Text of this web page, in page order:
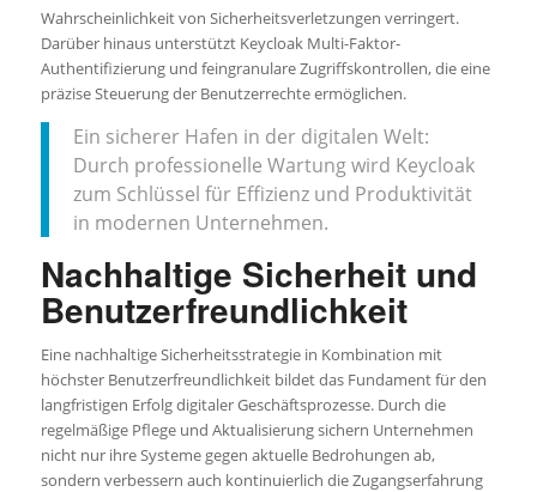
Wahrscheinlichkeit von Sicherheitsverletzungen verringert.
Darüber hinaus unterstützt Keycloak Multi-Faktor-
Authentifizierung und feingranulare Zugriffskontrollen, die eine
präzise Steuerung der Benutzerrechte ermöglichen.
Ein sicherer Hafen in der digitalen Welt:
Durch professionelle Wartung wird Keycloak
zum Schlüssel für Effizienz und Produktivität
in modernen Unternehmen.
Nachhaltige Sicherheit und
Benutzerfreundlichkeit
Eine nachhaltige Sicherheitsstrategie in Kombination mit
höchster Benutzerfreundlichkeit bildet das Fundament für den
langfristigen Erfolg digitaler Geschäftsprozesse. Durch die
regelmäßige Pflege und Aktualisierung sichern Unternehmen
nicht nur ihre Systeme gegen aktuelle Bedrohungen ab,
sondern verbessern auch kontinuierlich die Zugangserfahrung